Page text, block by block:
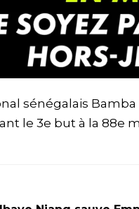
sénégalais
le 3e but à la 88e